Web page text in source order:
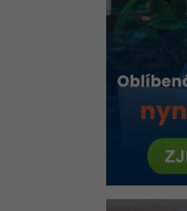
Práce se
Best
softwaru v
Git -
krážem
Návrhové
Visual